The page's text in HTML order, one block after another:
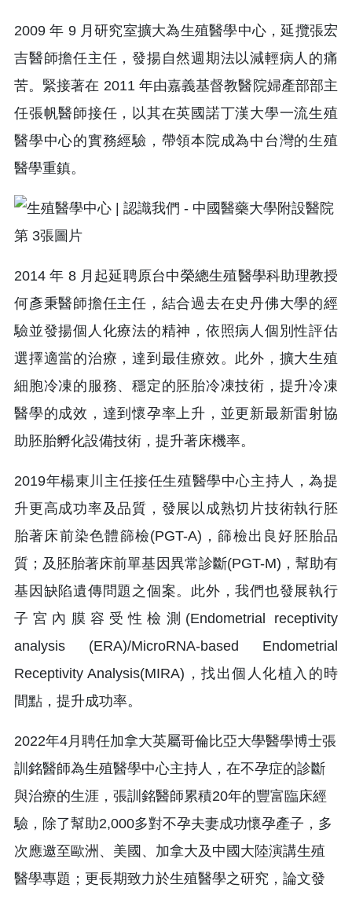
2009 年 9 月研究室擴大為生殖醫學中心，延攬張宏
吉醫師擔任主任，發揚自然週期法以減輕病人的痛
苦。緊接著在 2011 年由嘉義基督教醫院婦產部部主
任張帆醫師接任，以其在英國諾丁漢大學一流生殖
醫學中心的實務經驗，帶領本院成為中台灣的生殖
醫學重鎮。
2014 年 8 月起延聘原台中榮總生殖醫學科助理教授
何彥秉醫師擔任主任，結合過去在史丹佛大學的經
驗並發揚個人化療法的精神，依照病人個別性評估
選擇適當的治療，達到最佳療效。此外，擴大生殖
細胞冷凍的服務、穩定的胚胎冷凍技術，提升冷凍
醫學的成效，達到懷孕率上升，並更新最新雷射協
助胚胎孵化設備技術，提升著床機率。
2019年楊東川主任接任生殖醫學中心主持人，為提
升更高成功率及品質，發展以成熟切片技術執行胚
胎著床前染色體篩檢(PGT-A)，篩檢出良好胚胎品
質；及胚胎著床前單基因異常診斷(PGT-M)，幫助有
基因缺陷遺傳問題之個案。此外，我們也發展執行
子宮內膜容受性檢測(Endometrial receptivity
analysis (ERA)/MicroRNA-based Endometrial
Receptivity Analysis(MIRA)，找出個人化植入的時
間點，提升成功率。
2022年4月聘任加拿大英屬哥倫比亞大學醫學博士張
訓銘醫師為生殖醫學中心主持人，在不孕症的診斷
與治療的生涯，張訓銘醫師累積20年的豐富臨床經
驗，除了幫助2,000多對不孕夫妻成功懷孕產子，多
次應邀至歐洲、美國、加拿大及中國大陸演講生殖
醫學專題；更長期致力於生殖醫學之研究，論文發